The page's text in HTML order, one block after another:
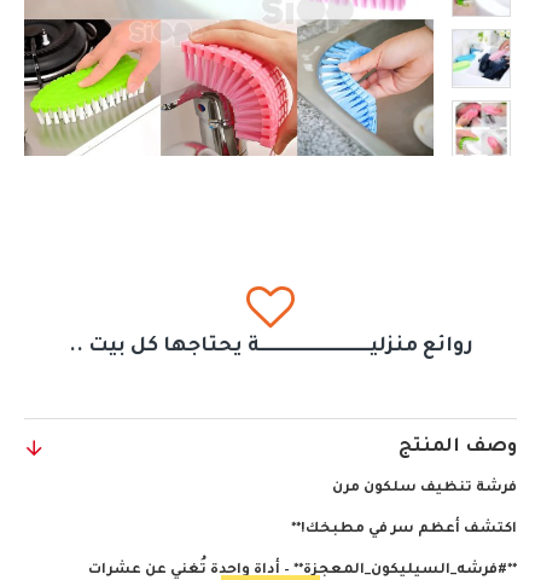
روائع منزليــــــــــــــــــــــــــــــة يحتاجها كل بيت ..
وصف المنتج
فرشة تنظيف سلكون مرن
اكتشف أعظم سر في مطبخك!**
**#فرشه_السيليكون_المعجزة** – أداة واحدة تُغني عن عشرات